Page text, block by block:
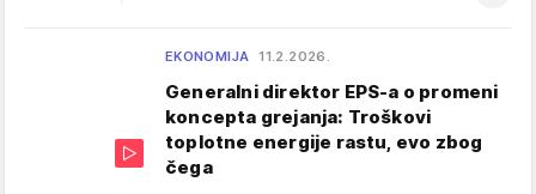
EKONOMIJA 11.2.2026.
Generalni direktor EPS-a o promeni
koncepta grejanja: Troškovi
toplotne energije rastu, evo zbog
čega